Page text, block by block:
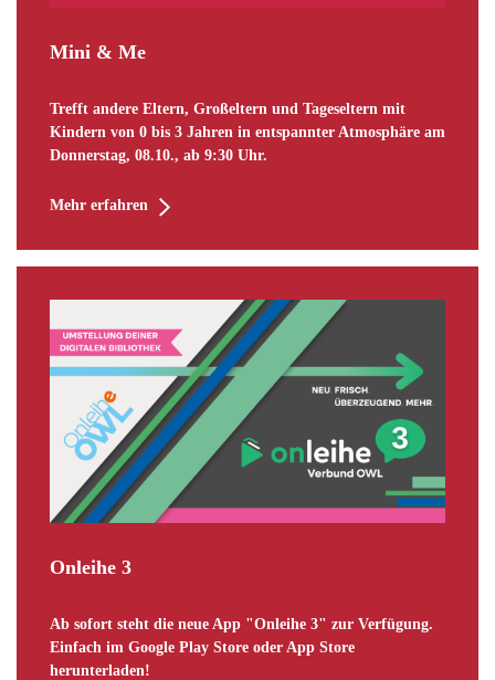
Mini & Me
Trefft andere Eltern, Großeltern und Tageseltern mit
Kindern von 0 bis 3 Jahren in entspannter Atmosphäre am
Donnerstag, 08.10., ab 9:30 Uhr.
Mehr erfahren
Onleihe 3
Ab sofort steht die neue App "Onleihe 3" zur Verfügung.
Einfach im Google Play Store oder App Store
herunterladen!